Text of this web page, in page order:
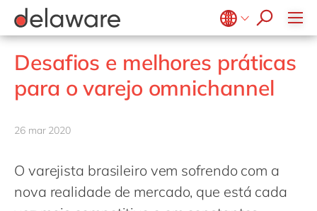
Belgium en
fr
Brazil
China
Hungary
hu
India
Diversidade & Inclusão
Responsabilidade Social
Desafios e melhores práticas
para o varejo omnichannel
26 mar 2020
O varejista brasileiro vem sofrendo com a
nova realidade de mercado, que está cada